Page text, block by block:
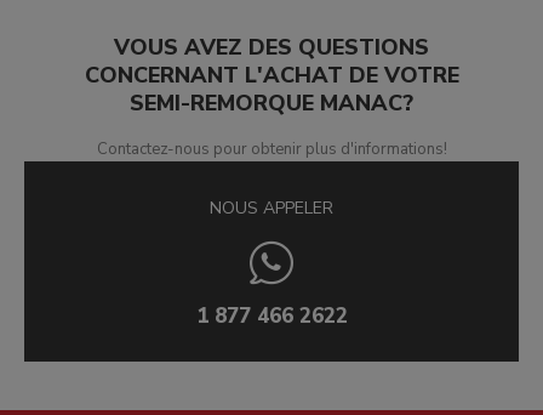
VOUS AVEZ DES QUESTIONS
CONCERNANT L'ACHAT DE VOTRE
SEMI-REMORQUE MANAC?
Contactez-nous pour obtenir plus d'informations!
NOUS APPELER
1 877 466 2622